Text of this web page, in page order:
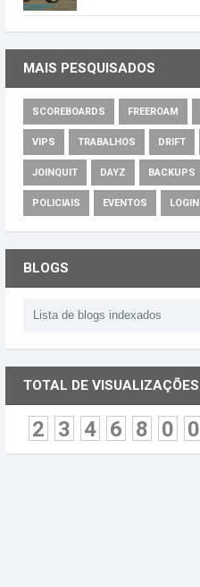
MAIS PESQUISADOS
SCOREBOARDS FREEROAM
VIPS TRABALHOS DRIFT
JOINQUIT DAYZ BACKUPS
POLICIAIS EVENTOS LOGIN
BLOGS
TOTAL DE VISUALIZAÇÕES
2 3 4 6 8 0 0